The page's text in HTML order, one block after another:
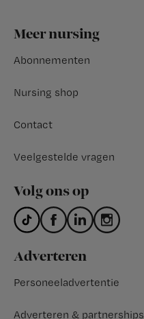
Footer
Meer nursing
Abonnementen
Nursing shop
Contact
Veelgestelde vragen
Volg ons op
Adverteren
Personeeladvertentie
Adverteren & partnerships